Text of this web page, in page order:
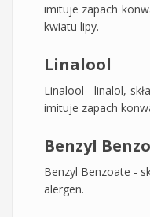
imituje zapach
kwiatu lipy.
Linalool
Linalool - linalol,
imituje zapach
Benzyl
Benzyl Benzoate -
alergen.